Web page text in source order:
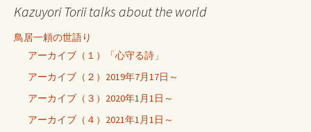
Kazuyori Torii talks about the world
鳥居一頼の世語り
アーカイブ（１）「心守る詩」
アーカイブ（２）2019年7月17日～
アーカイブ（３）2020年1月1日～
アーカイブ（４）2021年1月1日～